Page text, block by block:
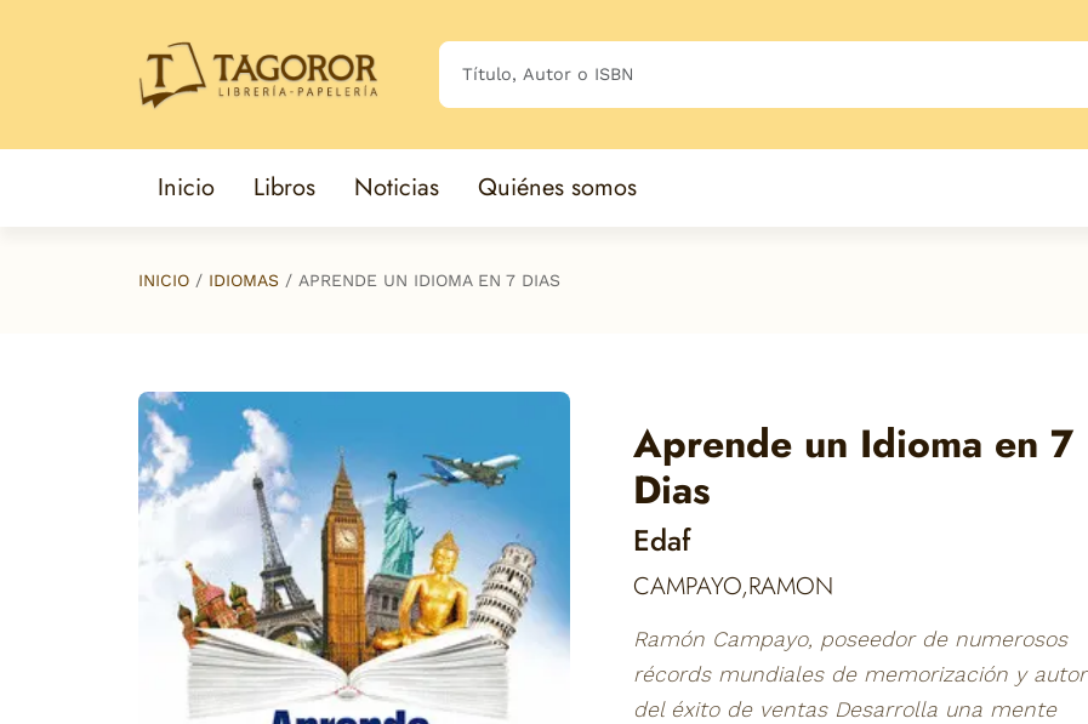
Inicio Libros Noticias Quiénes somos
INICIO IDIOMAS APRENDE UN IDIOMA EN 7 DIAS
Aprende un Idioma en 7
Dias
Edaf
CAMPAYO,RAMON
Ramón Campayo, poseedor de numerosos
récords mundiales de memorización y autor
del éxito de ventas Desarrolla una mente